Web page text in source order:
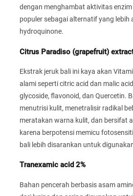
dengan menghambat aktivitas
populer sebagai alternatif yang lebih
hydroquinone.
Citrus Paradiso (grapefruit)
Ekstrak jeruk bali ini kaya akan
alami seperti citric acid dan malic
glycoside, flavonoid, dan Quercetin.
menutrisi kulit, menetralisir radikal
meratakan warna kulit, dan bersifat
karena berpotensi memicu
bali lebih disarankan untuk
Tranexamic acid 2%
Bahan pencerah berbasis asam